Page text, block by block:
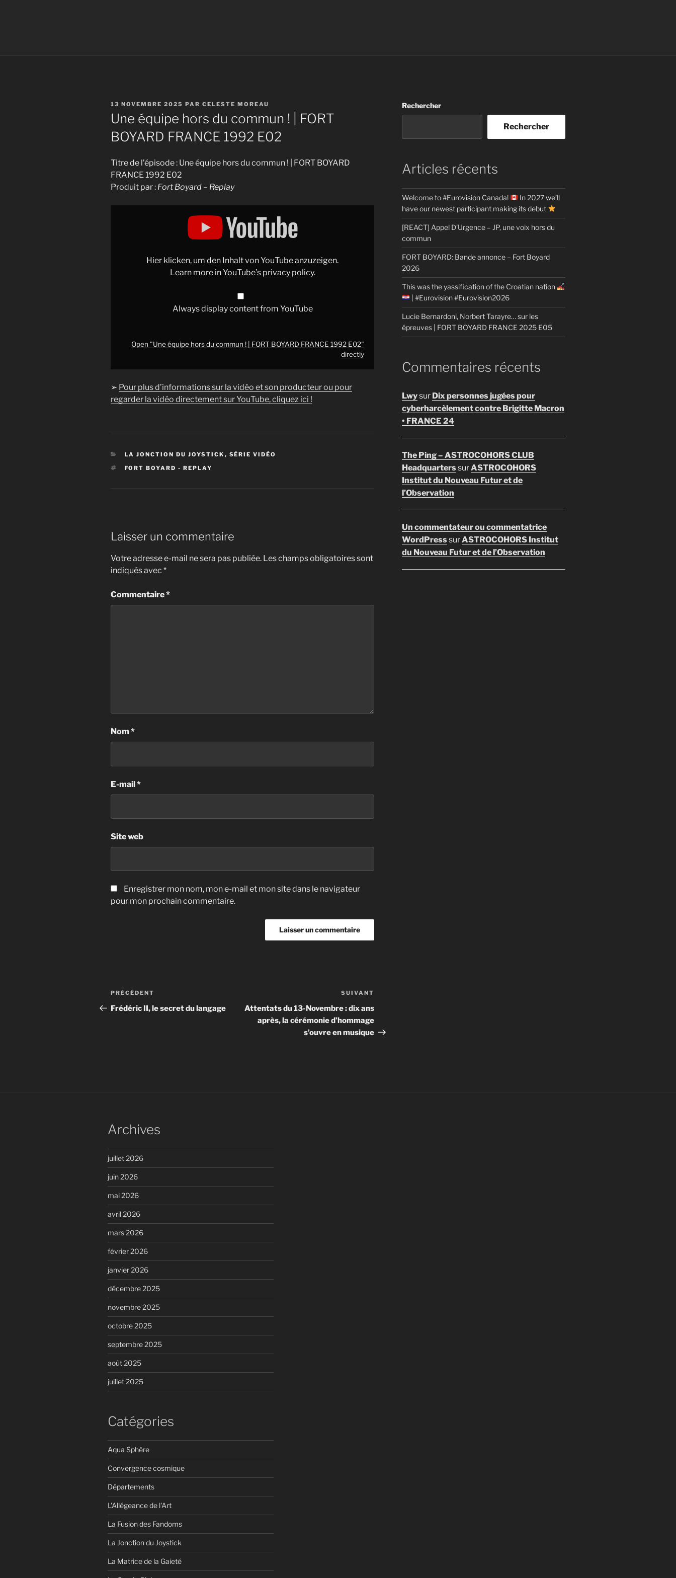
PUBLIÉ
LE
13 NOVEMBRE 2025 PAR CELESTE MOREAU
Une équipe hors du commun ! | FORT
BOYARD FRANCE 1992 E02
Titre de l’épisode : Une équipe hors du commun ! | FORT BOYARD
FRANCE 1992 E02
Produit par : Fort Boyard – Replay
from
Hier klicken, um den Inhalt von YouTube anzuzeigen.
Learn more inYouTube’s privacy policy.
Always display content from YouTube
Open "Une équipe hors du commun ! | FORT BOYARD FRANCE 1992 E02"
directly
➢ Pour plus d’informations sur la vidéo et son producteur ou pour
regarder la vidéo directement sur YouTube, cliquez ici !
CATÉGORIES
LA JONCTION DU JOYSTICK , SÉRIE VIDÉO
ÉTIQUETTES
FORT BOYARD - REPLAY
Laisser un commentaire
Votre adresse e-mail ne sera pas publiée. Les champs obligatoires sont
indiqués avec *
Commentaire*
Nom *
E-mail*
Site web
Enregistrer mon nom, mon e-mail et mon site dans le navigateur
pour mon prochain commentaire.
Navigation
de
Article
précédent
PRÉCÉDENT
Frédéric II, le secret du langage
suivant
SUIVANT
Attentats du 13-Novembre : dix ans
après, la cérémonie d’hommage
s’ouvre en musique
Rechercher
Rechercher
Articles récents
Welcome to #Eurovision Canada!
In 2027 we’ll
have our newest participant making its debut
[REACT] Appel D’Urgence – JP, une voix hors du
commun
FORT BOYARD: Bande annonce – Fort Boyard
2026
This was the yassification of the Croatian nation
| #Eurovision #Eurovision2026
Lucie Bernardoni, Norbert Tarayre… sur les
épreuves | FORT BOYARD FRANCE 2025 E05
Commentaires récents
Lwysur Dix personnes jugées pour
cyberharcèlement contre Brigitte Macron
• FRANCE 24
The Ping – ASTROCOHORS CLUB
HeadquarterssurASTROCOHORS
Institut du Nouveau Futur et de
l’Observation
Un commentateur ou commentatrice
WordPresssurASTROCOHORS Institut
du Nouveau Futur et de l’Observation
Archives
juillet 2026
juin 2026
mai 2026
avril 2026
mars 2026
février 2026
janvier 2026
décembre 2025
novembre 2025
octobre 2025
septembre 2025
août 2025
juillet 2025
Catégories
Aqua Sphère
Convergence cosmique
Départements
L'Allégeance de l'Art
La Fusion des Fandoms
La Jonction du Joystick
La Matrice de la Gaieté